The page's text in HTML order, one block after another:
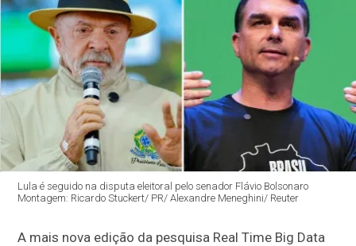
Lula é seguido na disputa eleitoral pelo senador Flávio Bolsonaro
Montagem: Ricardo Stuckert/ PR/ Alexandre Meneghini/ Reuter
A mais nova edição da pesquisa Real Time Big Data